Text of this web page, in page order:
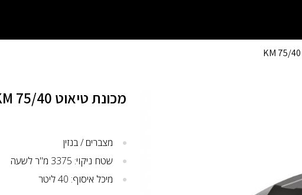
מכונת טיאוט KM 75/40
מצברים / בנזין
שטח ניקוי: 3375 מ"ר לשעה
מיכל איסוף: 40 ליטר